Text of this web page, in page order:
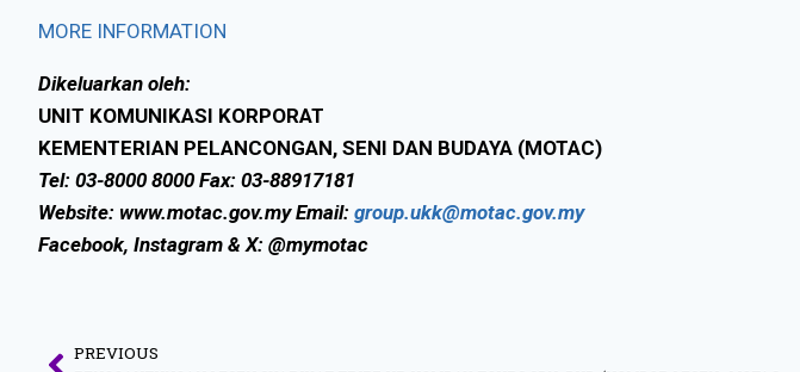
MORE INFORMATION
Dikeluarkan oleh:
UNIT KOMUNIKASI KORPORAT
KEMENTERIAN PELANCONGAN, SENI DAN BUDAYA (MOTAC)
Tel: 03-8000 8000 Fax: 03-88917181
Website: www.motac.gov.my Email: group.ukk@motac.gov.my
Facebook, Instagram & X: @mymotac
PREVIOUS